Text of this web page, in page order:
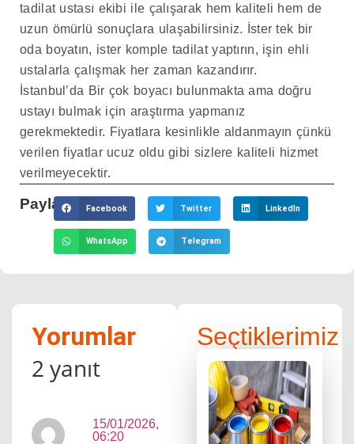
tadilat ustası ekibi ile çalışarak hem kaliteli hem de
uzun ömürlü sonuçlara ulaşabilirsiniz. İster tek bir
oda boyatın, ister komple tadilat yaptırın, işin ehli
ustalarla çalışmak her zaman kazandırır.
İstanbul’da Bir çok boyacı bulunmakta ama doğru
ustayı bulmak için araştırma yapmanız
gerekmektedir. Fiyatlara kesinlikle aldanmayın çünkü
verilen fiyatlar ucuz oldu gibi sizlere kaliteli hizmet
verilmeyecektir.
Paylaş: Facebook Twitter LinkedIn
WhatsApp Telegram
Yorumlar
2 yanıt
15/01/2026,
06:20
Seçtiklerimiz